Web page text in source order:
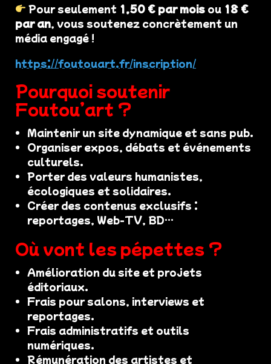
Pour seulement 1,50 € par mois ou 18 €
par an, vous soutenez concrètement un
média engagé !
https://foutouart.fr/inscription/
Pourquoi soutenir
Foutou’art ?
Maintenir un site dynamique et sans pub.
Organiser expos, débats et événements
culturels.
Porter des valeurs humanistes,
écologiques et solidaires.
Créer des contenus exclusifs :
reportages, Web-TV, BD…
Où vont les pépettes ?
Amélioration du site et projets
éditoriaux.
Frais pour salons, interviews et
reportages.
Frais administratifs et outils
numériques.
Rémunération des artistes et